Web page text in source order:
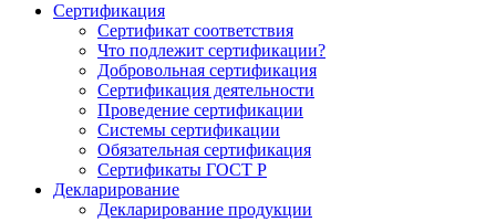
Сертификация
Сертификат соответствия
Что подлежит сертификации?
Добровольная сертификация
Сертификация деятельности
Проведение сертификации
Системы сертификации
Обязательная сертификация
Сертификаты ГОСТ Р
Декларирование
Декларирование продукции